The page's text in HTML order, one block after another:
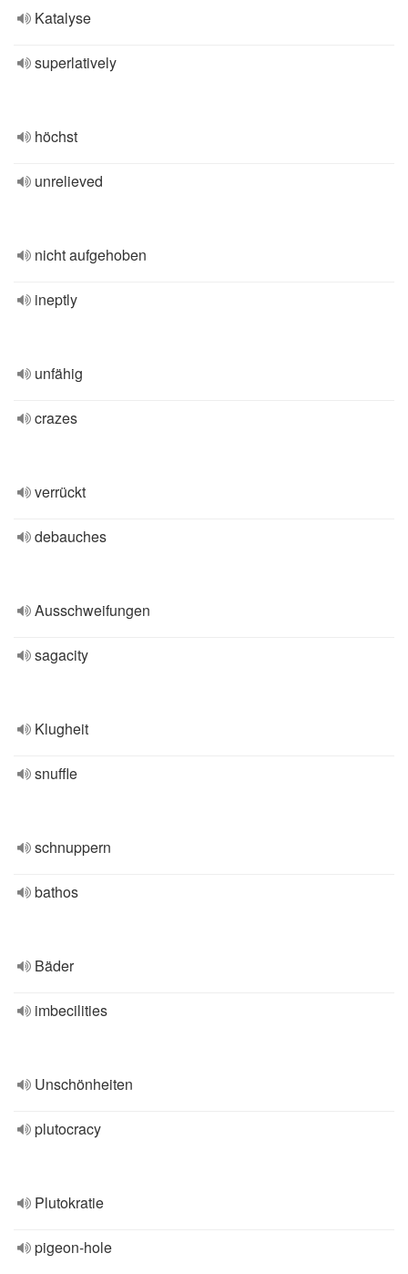
Katalyse
superlatively
höchst
unrelieved
nicht aufgehoben
ineptly
unfähig
crazes
verrückt
debauches
Ausschweifungen
sagacity
Klugheit
snuffle
schnuppern
bathos
Bäder
imbecilities
Unschönheiten
plutocracy
Plutokratie
pigeon-hole